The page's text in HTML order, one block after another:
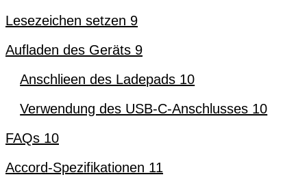
Lesezeichen setzen 9
Aufladen des Geräts 9
Anschlieen des Ladepads 10
Verwendung des USB-C-Anschlusses 10
FAQs 10
Accord-Spezifikationen 11